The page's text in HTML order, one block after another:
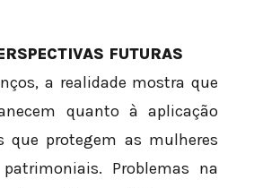
FUTURAS
a realidade mostra que
quanto à aplicação
que protegem as mulheres
Problemas na